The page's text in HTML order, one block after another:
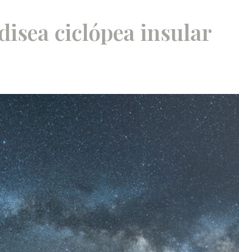
ciclópea insular